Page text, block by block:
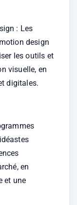
: Les
design
les outils et
visuelle, en
digitales.
en
et une